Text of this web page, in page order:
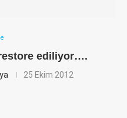
ediliyor….
25 Ekim 2012